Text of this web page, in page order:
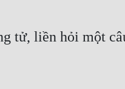
tử, liền hỏi một